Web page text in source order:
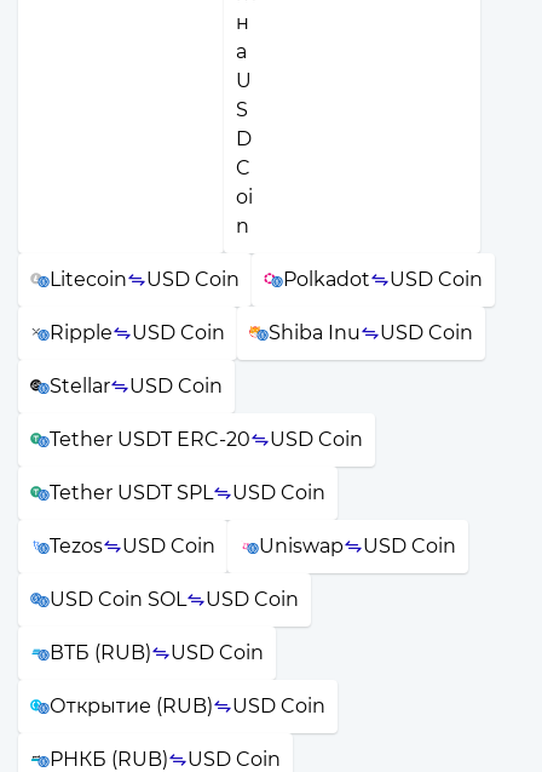
Litecoin USD Coin Polkadot USD Coin
Ripple USD Coin Shiba Inu USD Coin
Stellar USD Coin
Tether USDT ERC-20 USD Coin
Tether USDT SPL USD Coin
Tezos USD Coin Uniswap USD Coin
USD Coin SOL USD Coin
ВТБ (RUB) USD Coin
Открытие (RUB) USD Coin
РНКБ (RUB) USD Coin